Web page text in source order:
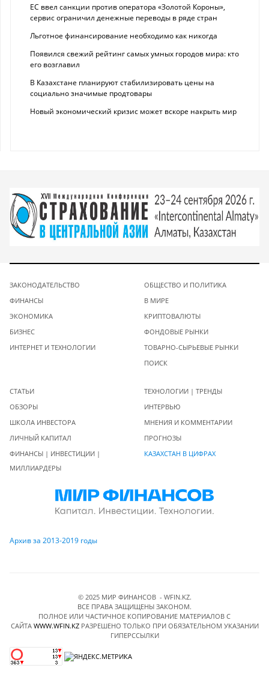
ЕС ввел санкции против оператора «Золотой Короны»,
сервис ограничил денежные переводы в ряде стран
Льготное финансирование необходимо как никогда
Появился свежий рейтинг самых умных городов мира: кто
его возглавил
В Казахстане планируют стабилизировать цены на
социально значимые продтовары
Новый экономический кризис может вскоре накрыть мир
ЗАКОНОДАТЕЛЬСТВО
ФИНАНСЫ
ЭКОНОМИКА
БИЗНЕС
ИНТЕРНЕТ И ТЕХНОЛОГИИ
ОБЩЕСТВО И ПОЛИТИКА
В МИРЕ
КРИПТОВАЛЮТЫ
ФОНДОВЫЕ РЫНКИ
ТОВАРНО-СЫРЬЕВЫЕ РЫНКИ
ПОИСК
СТАТЬИ
ОБЗОРЫ
ШКОЛА ИНВЕСТОРА
ЛИЧНЫЙ КАПИТАЛ
ФИНАНСЫ | ИНВЕСТИЦИИ |
МИЛЛИАРДЕРЫ
ТЕХНОЛОГИИ | ТРЕНДЫ
ИНТЕРВЬЮ
МНЕНИЯ И КОММЕНТАРИИ
ПРОГНОЗЫ
КАЗАХСТАН В ЦИФРАХ
Архив за 2013-2019 годы
© 2025 МИР ФИНАНСОВ - WFIN.KZ.
ВСЕ ПРАВА ЗАЩИЩЕНЫ ЗАКОНОМ.
ПОЛНОЕ ИЛИ ЧАСТИЧНОЕ КОПИРОВАНИЕ МАТЕРИАЛОВ C
САЙТА WWW.WFIN.KZРАЗРЕШЕНО ТОЛЬКО ПРИ ОБЯЗАТЕЛЬНОМ УКАЗАНИИ
ГИПЕРССЫЛКИ